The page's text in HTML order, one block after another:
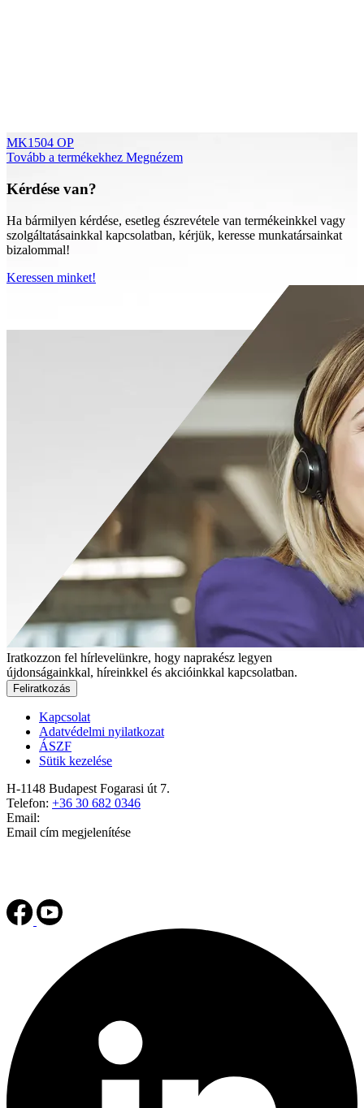
MK1504 OP
Tovább a termékekhez Megnézem
Kérdése van?
Ha bármilyen kérdése, esetleg észrevétele van termékeinkkel vagy
szolgáltatásainkkal kapcsolatban, kérjük, keresse munkatársainkat
bizalommal!
Keressen minket!
Iratkozzon fel hírlevelünkre, hogy naprakész legyen
újdonságainkkal, híreinkkel és akcióinkkal kapcsolatban.
Feliratkozás
Kapcsolat
Adatvédelmi nyilatkozat
ÁSZF
Sütik kezelése
H-1148 Budapest Fogarasi út 7.
Telefon: +36 30 682 0346
Email:
Email cím megjelenítése